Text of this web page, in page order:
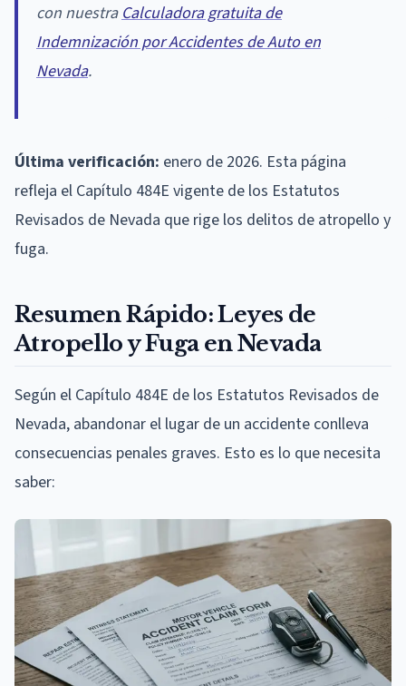
con nuestra Calculadora gratuita de
Indemnización por Accidentes de Auto en
Nevada.
Última verificación: enero de 2026. Esta página
refleja el Capítulo 484E vigente de los Estatutos
Revisados de Nevada que rige los delitos de atropello y
fuga.
Resumen Rápido: Leyes de
Atropello y Fuga en Nevada
Según el Capítulo 484E de los Estatutos Revisados de
Nevada, abandonar el lugar de un accidente conlleva
consecuencias penales graves. Esto es lo que necesita
saber: